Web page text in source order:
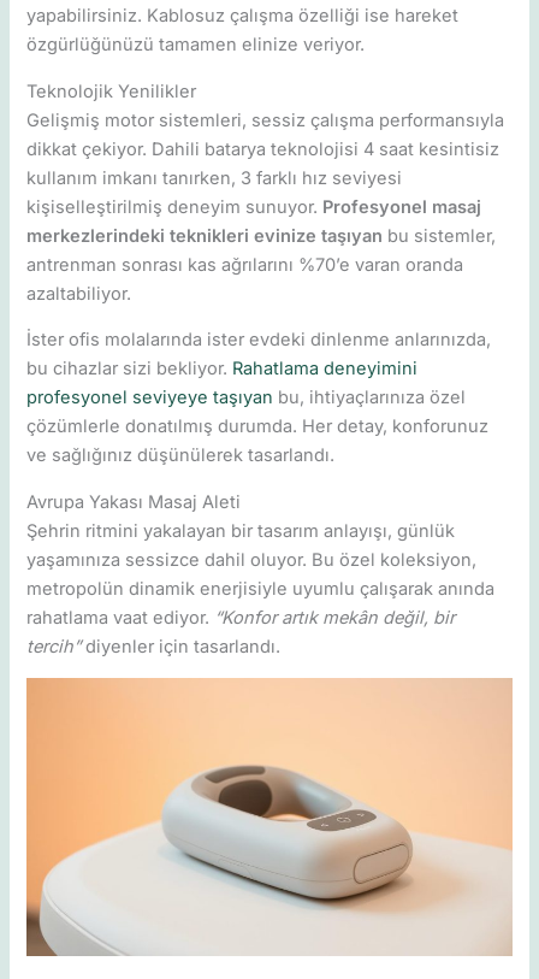
yapabilirsiniz. Kablosuz çalışma özelliği ise hareket
özgürlüğünüzü tamamen elinize veriyor.
Teknolojik Yenilikler
Gelişmiş motor sistemleri, sessiz çalışma performansıyla
dikkat çekiyor. Dahili batarya teknolojisi 4 saat kesintisiz
kullanım imkanı tanırken, 3 farklı hız seviyesi
kişiselleştirilmiş deneyim sunuyor. Profesyonel masaj
merkezlerindeki teknikleri evinize taşıyan bu sistemler,
antrenman sonrası kas ağrılarını %70’e varan oranda
azaltabiliyor.
İster ofis molalarında ister evdeki dinlenme anlarınızda,
bu cihazlar sizi bekliyor. Rahatlama deneyimini
profesyonel seviyeye taşıyan bu, ihtiyaçlarınıza özel
çözümlerle donatılmış durumda. Her detay, konforunuz
ve sağlığınız düşünülerek tasarlandı.
Avrupa Yakası Masaj Aleti
Şehrin ritmini yakalayan bir tasarım anlayışı, günlük
yaşamınıza sessizce dahil oluyor. Bu özel koleksiyon,
metropolün dinamik enerjisiyle uyumlu çalışarak anında
rahatlama vaat ediyor. “Konfor artık mekân değil, bir
tercih”diyenler için tasarlandı.